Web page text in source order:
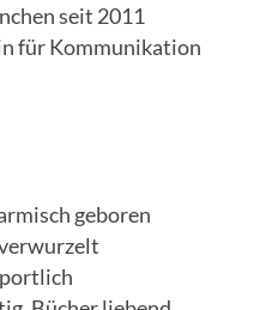
seit 2011
für Kommunikation
geboren